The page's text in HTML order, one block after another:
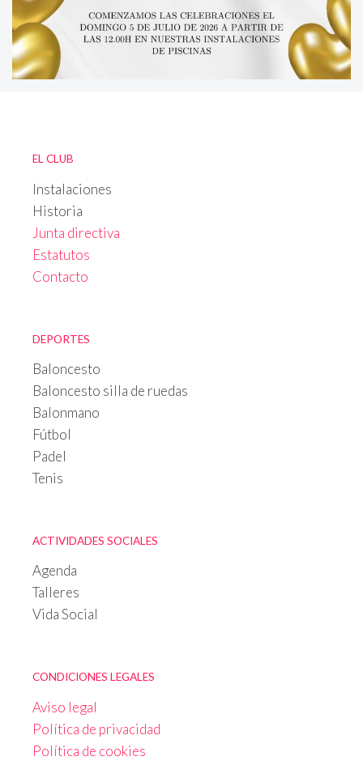
EL CLUB
Instalaciones
Historia
Junta directiva
Estatutos
Contacto
DEPORTES
Baloncesto
Baloncesto silla de ruedas
Balonmano
Fútbol
Padel
Tenis
ACTIVIDADES SOCIALES
Agenda
Talleres
Vida Social
CONDICIONES LEGALES
Aviso legal
Política de privacidad
Política de cookies